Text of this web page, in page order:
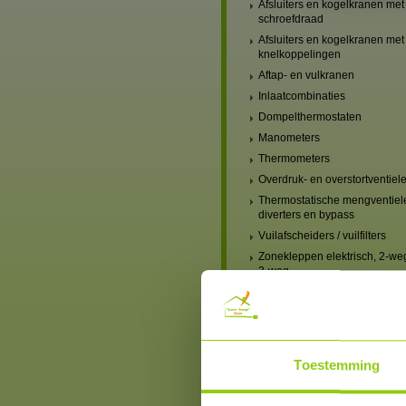
Toestemming
Afsluiters en kogelkranen met
schroefdraad
Afsluiters en kogelkranen met
knelkoppelingen
Aftap- en vulkranen
Inlaatcombinaties
Dompelthermostaten
Manometers
Thermometers
Overdruk- en
Thermostatische
diverters en bypass
Vuilafscheiders / vuilfilters
Zonekleppen elektrisch, 2-
3-weg
elektrisch
Verwarmingscircuit-set,
Blindstoppen en blindkappen